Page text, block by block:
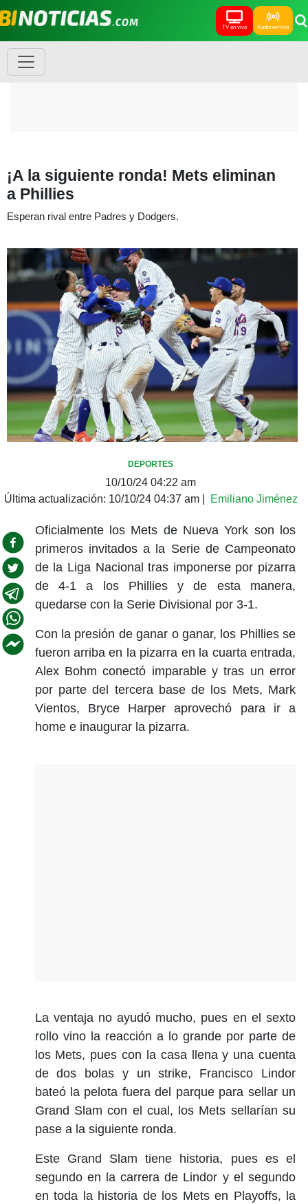
TV en vivo Radio en vivo
¡A la siguiente ronda! Mets eliminan
a Phillies
Esperan rival entre Padres y Dodgers.
DEPORTES
10/10/24 04:22 am
Última actualización: 10/10/24 04:37 am| Emiliano Jiménez
Oficialmente los Mets de Nueva York son los
primeros invitados a la Serie de Campeonato
de la Liga Nacional tras imponerse por pizarra
de 4-1 a los Phillies y de esta manera,
quedarse con la Serie Divisional por 3-1.
Con la presión de ganar o ganar, los Phillies se
fueron arriba en la pizarra en la cuarta entrada,
Alex Bohm conectó imparable y tras un error
por parte del tercera base de los Mets, Mark
Vientos, Bryce Harper aprovechó para ir a
home e inaugurar la pizarra.
La ventaja no ayudó mucho, pues en el sexto
rollo vino la reacción a lo grande por parte de
los Mets, pues con la casa llena y una cuenta
de dos bolas y un strike, Francisco Lindor
bateó la pelota fuera del parque para sellar un
Grand Slam con el cual, los Mets sellarían su
pase a la siguiente ronda.
Este Grand Slam tiene historia, pues es el
segundo en la carrera de Lindor y el segundo
en toda la historia de los Mets en Playoffs, la